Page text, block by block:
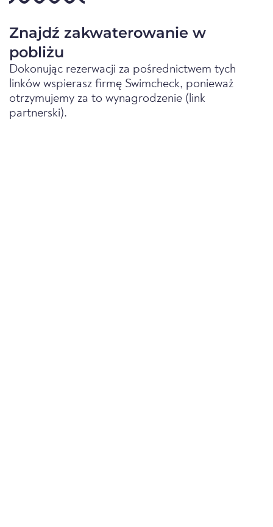
Znajdź zakwaterowanie w
pobliżu
Dokonując rezerwacji za pośrednictwem tych
linków wspierasz firmę Swimcheck, ponieważ
otrzymujemy za to wynagrodzenie (link
partnerski).